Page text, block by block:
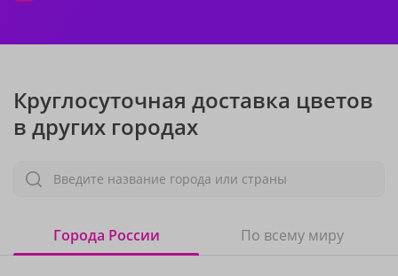
Круглосуточная доставка цветов
в других городах
Введите название города или страны
Города России По всему миру